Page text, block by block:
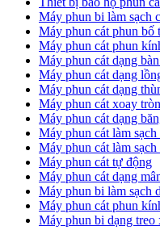
Máy phun bi làm sạch
Máy phun cát phun bố
Máy phun cát phun
Máy phun cát dạng
Máy phun cát dạng
Máy phun cát dạng
Máy phun cát xoay
Máy phun cát dạng
​Máy phun cát làm
Máy phun cát làm
Máy phun cát tự động
​Máy phun cát dạng
Máy phun bi làm sạch
Máy phun cát phun
Máy phun bi dạng treo